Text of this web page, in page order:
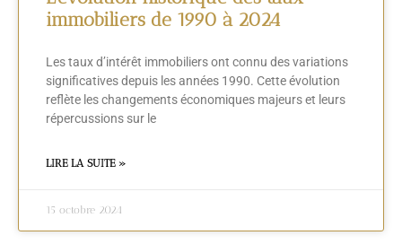
immobiliers de 1990 à 2024
Les taux d’intérêt immobiliers ont connu des variations
significatives depuis les années 1990. Cette évolution
reflète les changements économiques majeurs et leurs
répercussions sur le
LIRE LA SUITE »
15 octobre 2024